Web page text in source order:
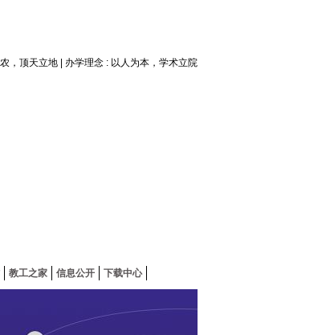
，顶天立地 | 办学理念 : 以人为本，学术立院
教工之家 信息公开 下载中心